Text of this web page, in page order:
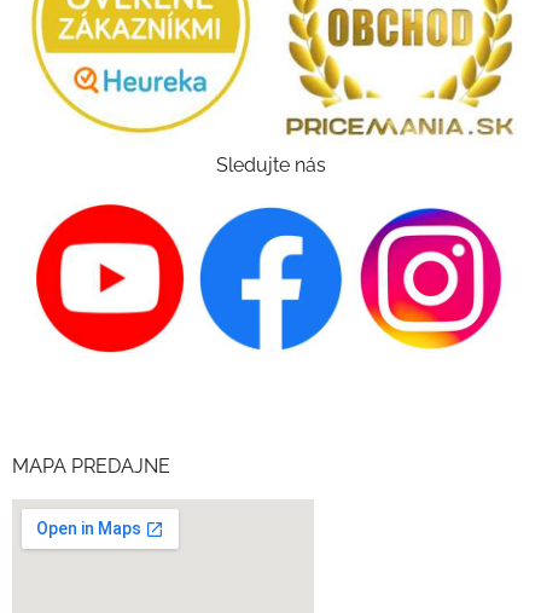
Sledujte nás
MAPA PREDAJNE